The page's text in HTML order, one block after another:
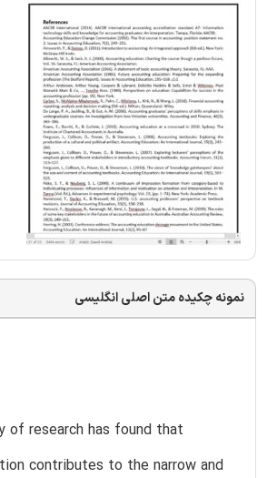
نمونه چکیده متن اصلی انگلیسی
of research has found that
contributes to the narrow and